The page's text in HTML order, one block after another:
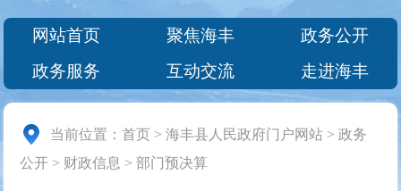
网站首页 聚焦海丰
政务公开
政务服务
互动交流 走进海丰
当前位置：首页 >海丰县人民政府门户网站 >政务
公开 > 财政信息 >部门预决算